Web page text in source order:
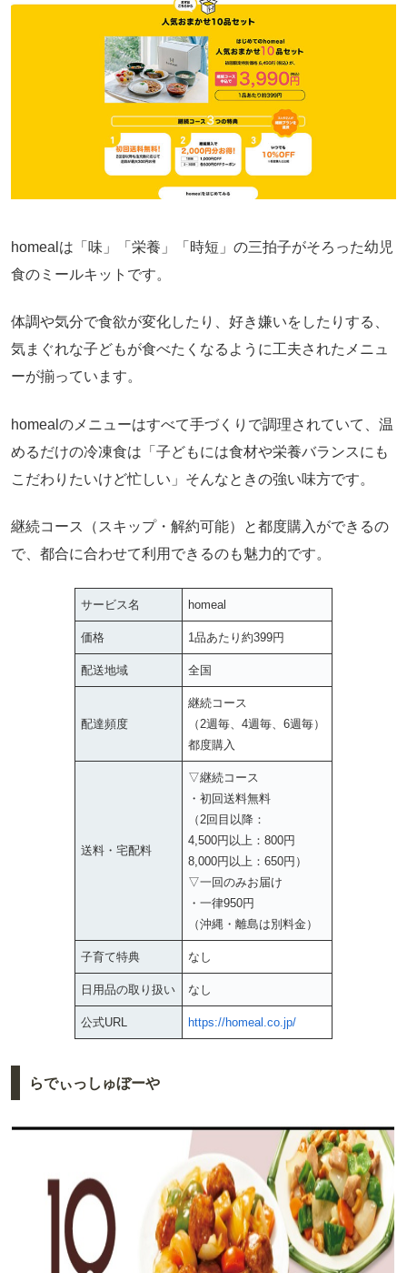
homealは「味」「栄養」「時短」の三拍子がそろった幼児
食のミールキットです。
体調や気分で食欲が変化したり、好き嫌いをしたりする、
気まぐれな子どもが食べたくなるように工夫されたメニュ
ーが揃っています。
homealのメニューはすべて手づくりで調理されていて、温
めるだけの冷凍食は「子どもには食材や栄養バランスにも
こだわりたいけど忙しい」そんなときの強い味方です。
継続コース（スキップ・解約可能）と都度購入ができるの
で、都合に合わせて利用できるのも魅力的です。
サービス名 homeal
価格 1品あたり約399円
配送地域 全国
配達頻度
継続コース
（2週毎、4週毎、6週毎）
都度購入
送料・宅配料
▽継続コース
・初回送料無料
（2回目以降：
4,500円以上：800円
8,000円以上：650円）
▽一回のみお届け
・一律950円
（沖縄・離島は別料金）
子育て特典 なし
日用品の取り扱い なし
公式URL https://homeal.co.jp/
らでぃっしゅぼーや